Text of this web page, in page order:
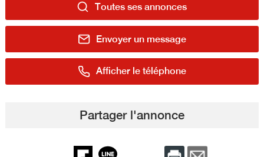
Toutes ses annonces
Envoyer un message
Afficher le téléphone
Partager l'annonce